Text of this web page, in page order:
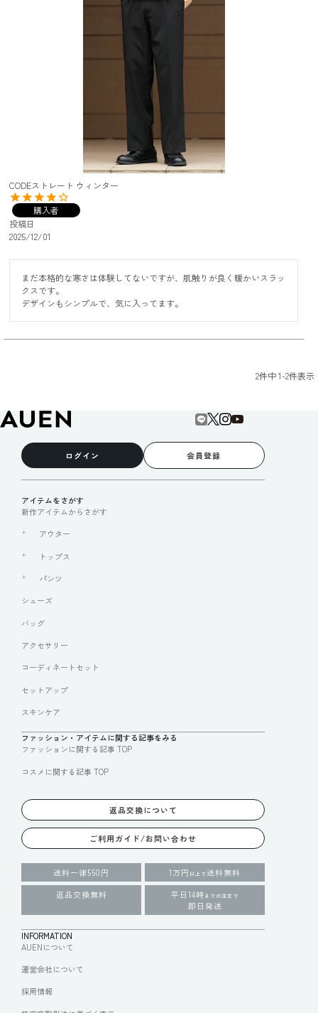
CODEストレート ウィンター
購入者
投稿日
2025/12/01
まだ本格的な寒さは体験してないですが、肌触りが良く暖かいスラッ
クスです。
デザインもシンプルで、気に入ってます。
2件中1-2件表示
ログイン 会員登録
アイテムをさがす
新作アイテムからさがす
アウター
トップス
パンツ
シューズ
バッグ
アクセサリー
コーディネートセット
セットアップ
スキンケア
ファッション・アイテムに関する記事をみる
ファッションに関する記事 TOP
コスメに関する記事 TOP
返品交換について
ご利用ガイド/お問い合わせ
送料一律550円 1万円 以上で送料無料
返品交換無料
平日14時 までの注文で
即日発送
INFORMATION
AUENについて
運営会社について
採用情報